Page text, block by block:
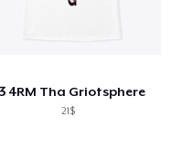
4RM Tha Griotsphere
21$